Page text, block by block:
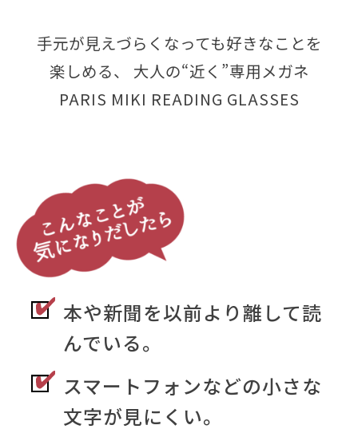
手元が見えづらくなっても好きなことを
楽しめる、
大人の“近く”専用メガネ
PARIS MIKI READING GLASSES
本や新聞を以前より離して読
んでいる。
スマートフォンなどの小さな
文字が見にくい。